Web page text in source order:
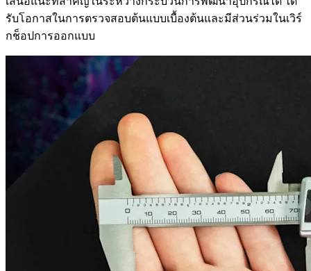
รับโอกาสในการตรวจสอบต้นแบบเบื้องต้นและมีส่วนร่วมในเวิร์
กช็อปการออกแบบ